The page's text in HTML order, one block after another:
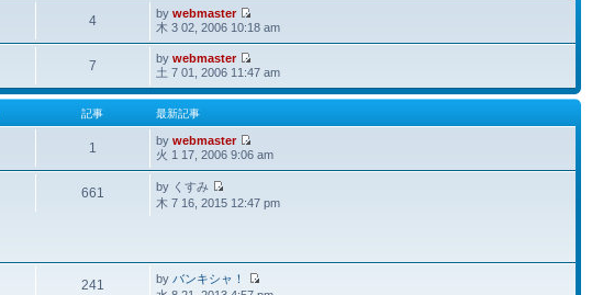
4 bywebmaster
木 3 02, 2006 10:18 am
7 bywebmaster
土 7 01, 2006 11:47 am
記事 最新記事
1 bywebmaster
火 1 17, 2006 9:06 am
661
by くすみ
木 7 16, 2015 12:47 pm
241 by バンキシャ！